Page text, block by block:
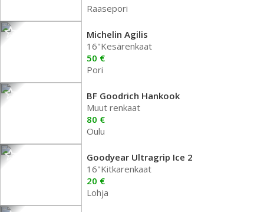
Raasepori
Michelin Agilis
16"Kesärenkaat
50 €
Pori
BF Goodrich Hankook
Muut renkaat
80 €
Oulu
Goodyear Ultragrip Ice 2
16"Kitkarenkaat
20 €
Lohja